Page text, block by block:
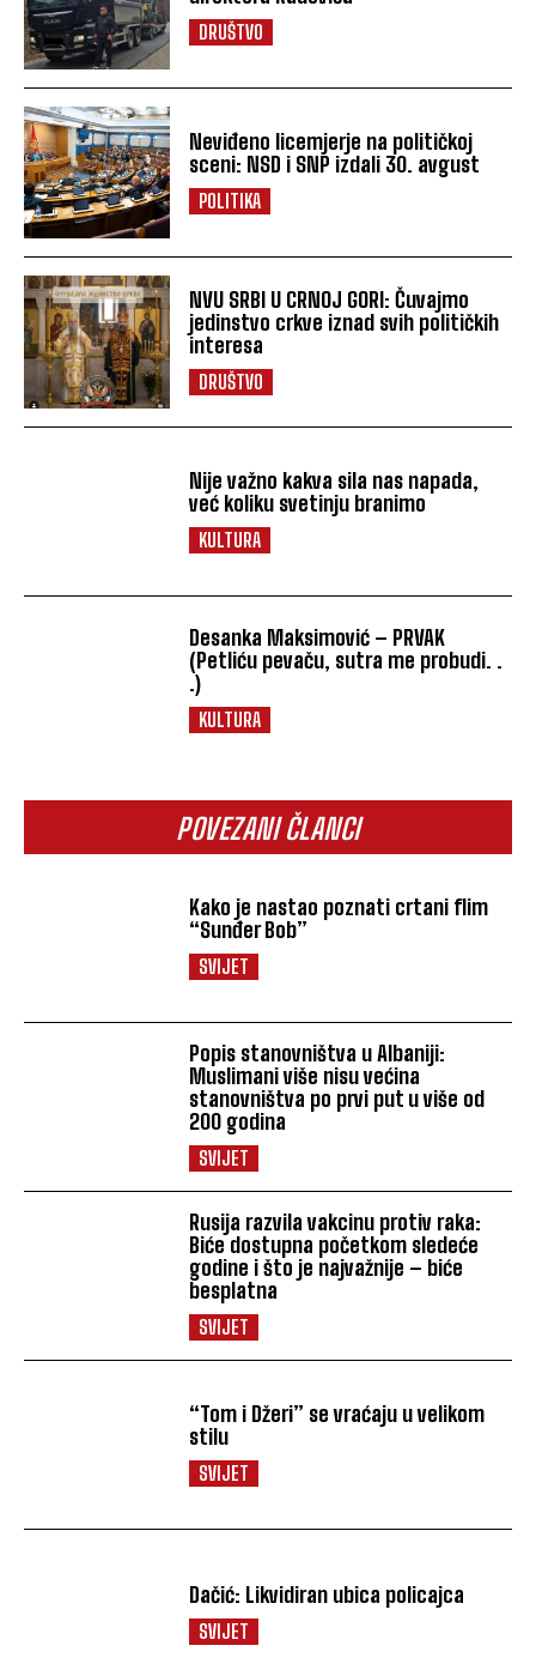
DRUŠTVO
Neviđeno licemjerje na političkoj
sceni: NSD i SNP izdali 30. avgust
POLITIKA
NVU SRBI U CRNOJ GORI: Čuvajmo
jedinstvo crkve iznad svih političkih
interesa
DRUŠTVO
Nije važno kakva sila nas napada,
već koliku svetinju branimo
KULTURA
Desanka Maksimović – PRVAK
(Petliću pevaču, sutra me probudi. .
.)
KULTURA
POVEZANI ČLANCI
Kako je nastao poznati crtani flim
“Sunđer Bob”
SVIJET
Popis stanovništva u Albaniji:
Muslimani više nisu većina
stanovništva po prvi put u više od
200 godina
SVIJET
Rusija razvila vakcinu protiv raka:
Biće dostupna početkom sledeće
godine i što je najvažnije – biće
besplatna
SVIJET
“Tom i Džeri” se vraćaju u velikom
stilu
SVIJET
Dačić: Likvidiran ubica policajca
SVIJET